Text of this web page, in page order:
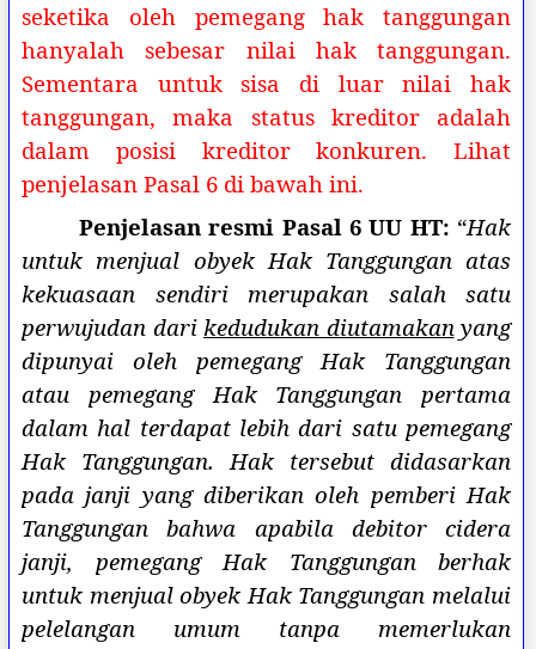
seketika oleh pemegang hak tanggungan
hanyalah sebesar nilai hak tanggungan.
Sementara untuk sisa di luar nilai hak
tanggungan, maka status kreditor adalah
dalam posisi kreditor konkuren. Lihat
penjelasan Pasal 6 di bawah ini.
Penjelasan resmi Pasal 6 UU HT: “Hak
untuk menjual obyek Hak Tanggungan atas
kekuasaan sendiri merupakan salah satu
perwujudan dari kedudukan diutamakanyang
dipunyai oleh pemegang Hak Tanggungan
atau pemegang Hak Tanggungan pertama
dalam hal terdapat lebih dari satu pemegang
Hak Tanggungan. Hak tersebut didasarkan
pada janji yang diberikan oleh pemberi Hak
Tanggungan bahwa apabila debitor cidera
janji, pemegang Hak Tanggungan berhak
untuk menjual obyek Hak Tanggungan melalui
pelelangan umum tanpa memerlukan